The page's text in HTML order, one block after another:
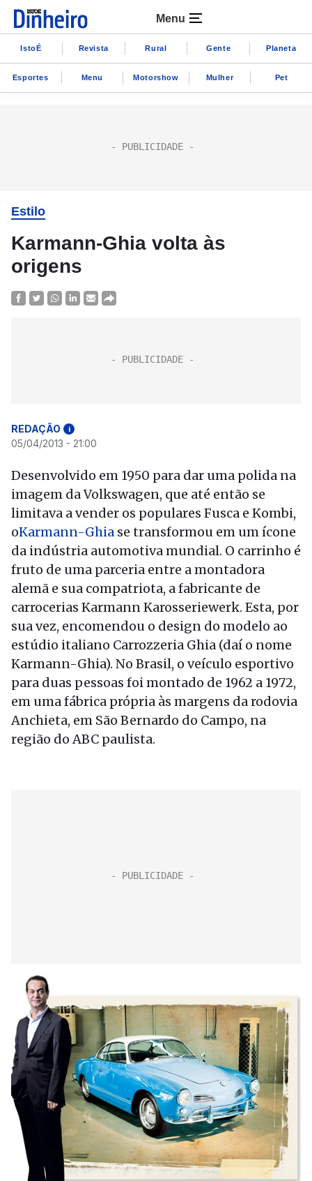
Menu
IstoÉ Revista Rural Gente Planeta
Esportes Menu Motorshow Mulher Pet
Estilo
Karmann-Ghia volta às
origens
REDAÇÃO i
05/04/2013 - 21:00
Desenvolvido em 1950 para dar uma polida na
imagem da Volkswagen, que até então se
limitava a vender os populares Fusca e Kombi,
oKarmann-Ghia se transformou em um ícone
da indústria automotiva mundial. O carrinho é
fruto de uma parceria entre a montadora
alemã e sua compatriota, a fabricante de
carrocerias Karmann Karosseriewerk. Esta, por
sua vez, encomendou o design do modelo ao
estúdio italiano Carrozzeria Ghia (daí o nome
Karmann-Ghia). No Brasil, o veículo esportivo
para duas pessoas foi montado de 1962 a 1972,
em uma fábrica própria às margens da rodovia
Anchieta, em São Bernardo do Campo, na
região do ABC paulista.